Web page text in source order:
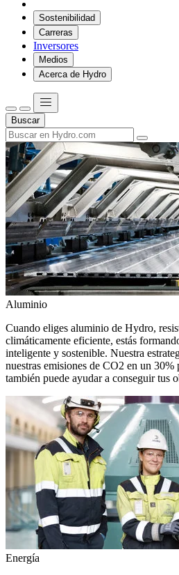
Sostenibilidad
Carreras
Inversores
Medios
Acerca de Hydro
Buscar
Aluminio
Cuando eliges aluminio de Hydro,
climáticamente eficiente, estás
inteligente y sostenible. Nuestra
nuestras emisiones de CO2 en un
también puede ayudar a conseguir tus
Energía